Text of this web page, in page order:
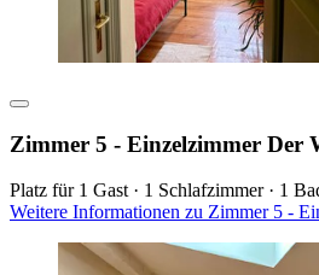
Zimmer 5 - Einzelzimmer Der
Platz für 1 Gast · 1 Schlafzimmer · 1
Weitere Informationen zu Zimmer 5 -